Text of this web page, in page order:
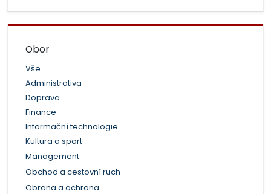
Obor
Vše
Administrativa
Doprava
Finance
Informační technologie
Kultura a sport
Management
Obchod a cestovní ruch
Obrana a ochrana